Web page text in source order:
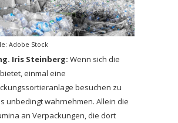
Adobe Stock
Iris Steinberg: Wenn sich die
einmal eine
besuchen zu
unbedingt wahrnehmen. Allein die
an Verpackungen, die dort